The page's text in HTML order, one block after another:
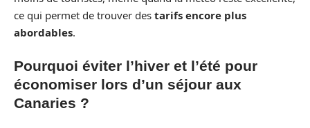
ce qui permet de trouver des tarifs encore plus
abordables.
Pourquoi éviter l’hiver et l’été pour
économiser lors d’un séjour aux
Canaries ?